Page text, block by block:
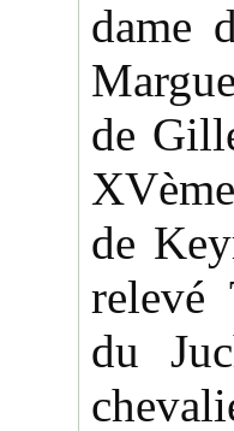
dame
de
de
relevé
du